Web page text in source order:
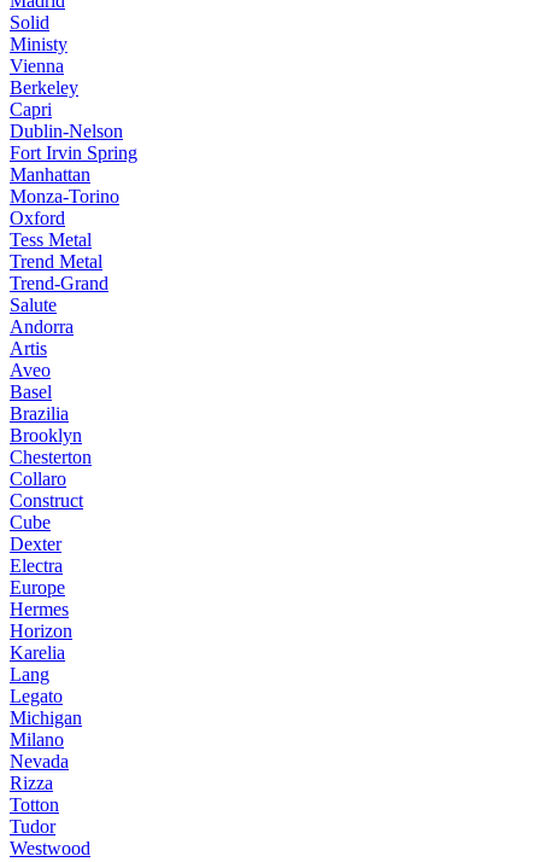
Solid
Ministy
Vienna
Berkeley
Capri
Dublin-Nelson
Fort Irvin Spring
Manhattan
Monza-Torino
Oxford
Tess Metal
Trend Metal
Trend-Grand
Salute
Andorra
Artis
Aveo
Basel
Brazilia
Brooklyn
Chesterton
Collaro
Construct
Cube
Dexter
Electra
Europe
Hermes
Horizon
Karelia
Lang
Legato
Michigan
Milano
Nevada
Rizza
Totton
Tudor
Westwood